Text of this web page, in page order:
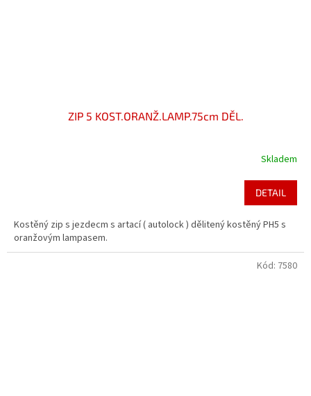
ZIP 5 KOST.ORANŽ.LAMP.75cm DĚL.
Skladem
DETAIL
Kostěný zip s jezdecm s artací ( autolock ) dělitený kostěný PH5 s
oranžovým lampasem.
Kód: 7580